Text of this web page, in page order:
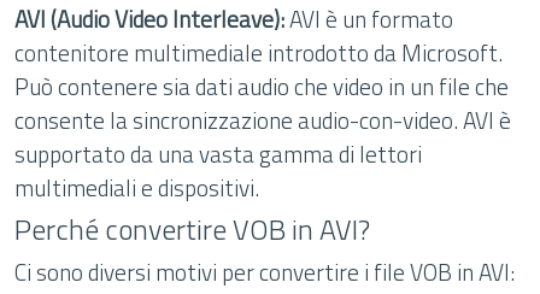
AVI (Audio Video Interleave):AVI è un formato
contenitore multimediale introdotto da Microsoft.
Può contenere sia dati audio che video in un file che
consente la sincronizzazione audio-con-video. AVI è
supportato da una vasta gamma di lettori
multimediali e dispositivi.
Perché convertire VOB in AVI?
Ci sono diversi motivi per convertire i file VOB in AVI: